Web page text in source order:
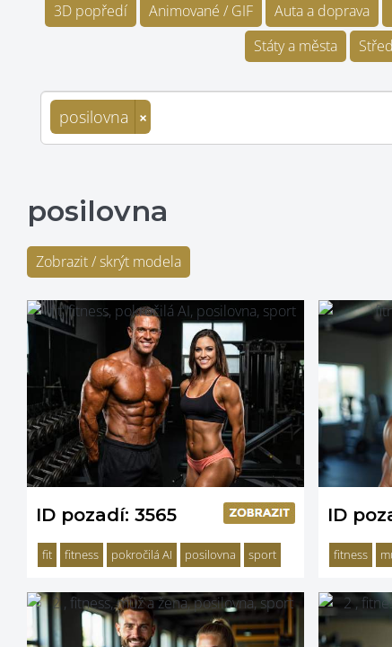
3D popředí Animované / GIF Auta a doprava
Státy a města
posilovna ×
posilovna
Zobrazit / skrýt modela
ID pozadí: 3565
fit fitness pokročilá AI posilovna sport
ID
fitness